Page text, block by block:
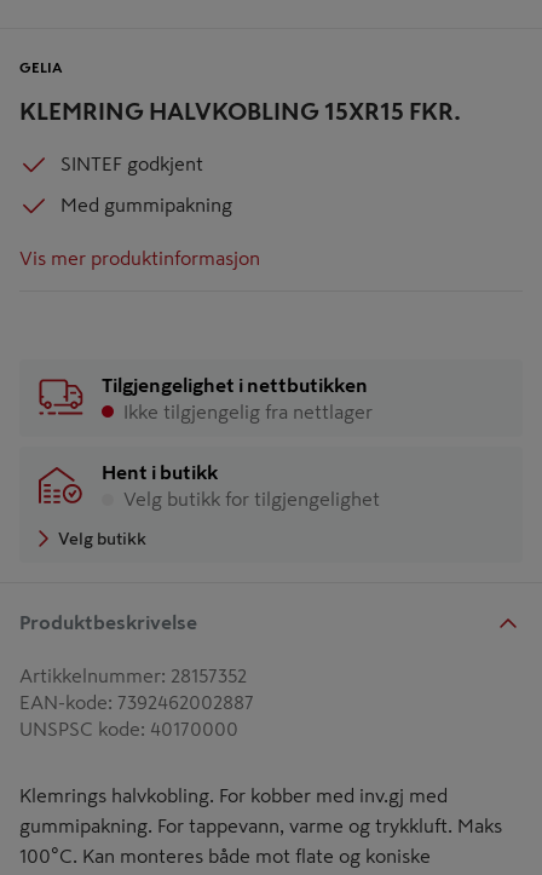
KLEMRING HALVKOBLING 15XR15 FKR.
GELIA
SINTEF godkjent
Med gummipakning
Vis mer produktinformasjon
Tilgjengelighet i nettbutikken
Ikke tilgjengelig fra nettlager
Hent i butikk
Velg butikk for tilgjengelighet
Velg butikk
Produktbeskrivelse
Artikkelnummer: 28157352
EAN-kode: 7392462002887
UNSPSC kode: 40170000
Klemrings halvkobling. For kobber med inv.gj med
gummipakning. For tappevann, varme og trykkluft. Maks
100°C. Kan monteres både mot flate og koniske